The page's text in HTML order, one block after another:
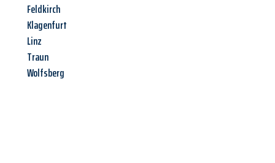
Feldkirch
Klagenfurt
Linz
Traun
Wolfsberg